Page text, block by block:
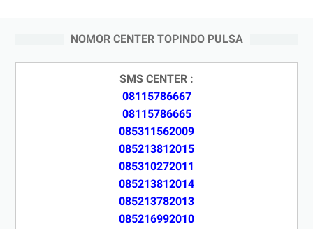
NOMOR CENTER TOPINDO PULSA
SMS CENTER :
08115786667
08115786665
085311562009
085213812015
085310272011
085213812014
085213782013
085216992010